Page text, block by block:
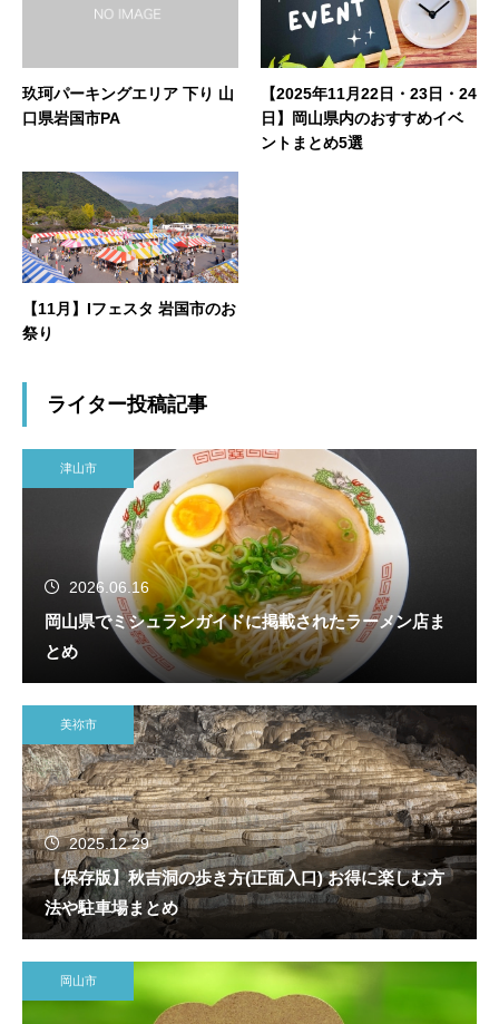
玖珂パーキングエリア 下り 山
口県岩国市PA
【2025年11月22日・23日・24
日】岡山県内のおすすめイベ
ントまとめ5選
【11月】Iフェスタ 岩国市のお
祭り
ライター投稿記事
津山市
2026.06.16
岡山県でミシュランガイドに掲載されたラーメン店ま
とめ
美祢市
2025.12.29
【保存版】秋吉洞の歩き方(正面入口) お得に楽しむ方
法や駐車場まとめ
岡山市